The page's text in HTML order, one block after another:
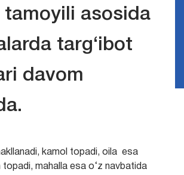
tamoyili asosida
targ‘ibot
davom
kamol topadi, oila esa
topadi, mahalla esa o‘z navbatida